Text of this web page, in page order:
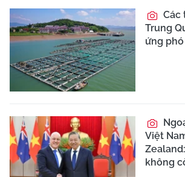
Các
Trung
ứng
Việt
không